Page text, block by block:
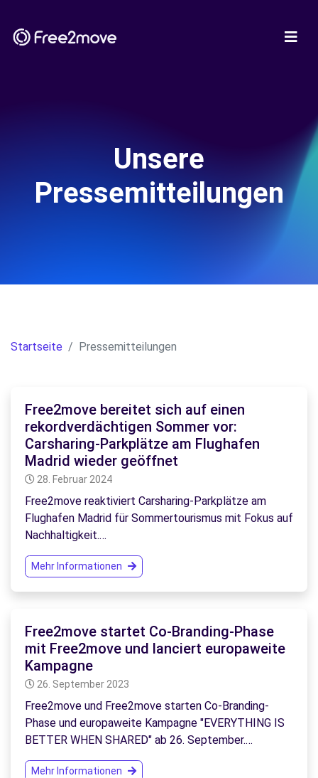
Unsere
Pressemitteilungen
Startseite Pressemitteilungen
Free2move bereitet sich auf einen
rekordverdächtigen Sommer vor:
Carsharing-Parkplätze am Flughafen
Madrid wieder geöffnet
28. Februar 2024
Free2move reaktiviert Carsharing-Parkplätze am
Flughafen Madrid für Sommertourismus mit Fokus auf
Nachhaltigkeit.…
Mehr Informationen
Free2move startet Co-Branding-Phase
mit Free2move und lanciert europaweite
Kampagne
26. September 2023
Free2move und Free2move starten Co-Branding-
Phase und europaweite Kampagne "EVERYTHING IS
BETTER WHEN SHARED" ab 26. September.…
Mehr Informationen